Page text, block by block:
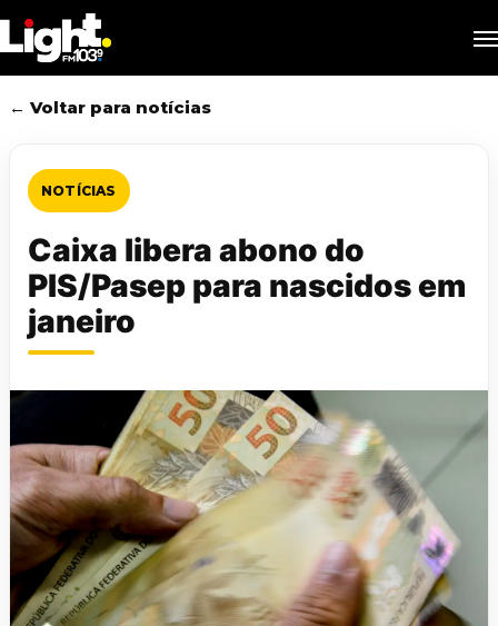
to
main
content
← Voltar para notícias
NOTÍCIAS
Caixa libera abono do
PIS/Pasep para nascidos em
janeiro